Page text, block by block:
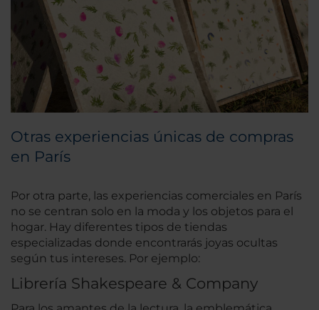
Otras experiencias únicas de compras
en París
Por otra parte, las experiencias comerciales en París
no se centran solo en la moda y los objetos para el
hogar. Hay diferentes tipos de tiendas
especializadas donde encontrarás joyas ocultas
según tus intereses. Por ejemplo:
Librería Shakespeare & Company